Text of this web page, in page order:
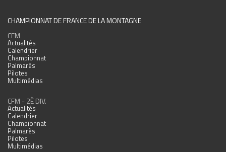
CHAMPIONNAT DE FRANCE DE LA MONTAGNE
CFM
Actualités
Calendrier
Championnat
Palmarès
Pilotes
Multimédias
CFM - 2È DIV.
Actualités
Calendrier
Championnat
Palmarès
Pilotes
Multimédias